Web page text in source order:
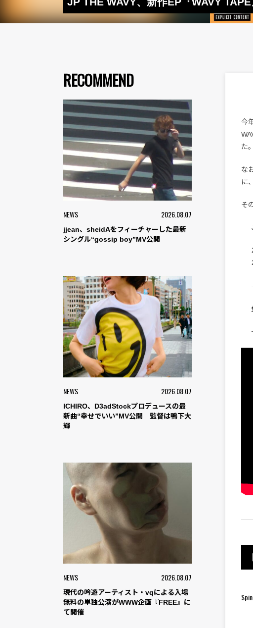
RECOMMEND
NEWS 2026.08.07
jjean、sheidAをフィーチャーした最新
シングル“gossip boy”MV公開
NEWS 2026.08.07
ICHIRO、D3adStockプロデュースの最
新曲“幸せでいい”MV公開 監督は鴨下大
輝
NEWS 2026.08.07
現代の吟遊アーティスト・vqによる入場
無料の単独公演がWWW企画『FREE』に
て開催
今
た。
な
に
そ